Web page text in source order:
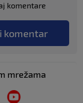
komentare
komentar
mrežama